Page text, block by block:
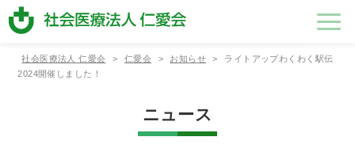
法人のご
案内
仁愛会の
各施設紹
経営・財
社会医療法人 仁愛会 > 仁愛会 > お知らせ >
ライトアップわくわく駅伝
2024開催しました！
ニュース